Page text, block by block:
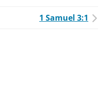
1 Samuel 3:1